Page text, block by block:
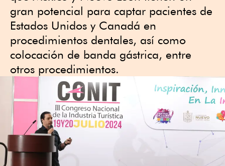
gran potencial para captar pacientes de
Estados Unidos y Canadá en
procedimientos dentales, así como
colocación de banda gástrica, entre
otros procedimientos.